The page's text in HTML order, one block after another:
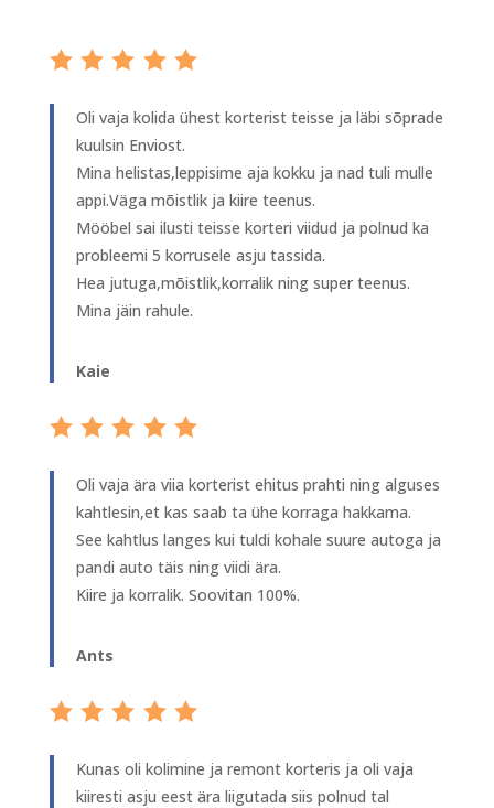
Oli vaja kolida ühest korterist teisse ja läbi sõprade
kuulsin Enviost.
Mina helistas,leppisime aja kokku ja nad tuli mulle
appi.Väga mõistlik ja kiire teenus.
Mööbel sai ilusti teisse korteri viidud ja polnud ka
probleemi 5 korrusele asju tassida.
Hea jutuga,mõistlik,korralik ning super teenus.
Mina jäin rahule.
Kaie
Oli vaja ära viia korterist ehitus prahti ning alguses
kahtlesin,et kas saab ta ühe korraga hakkama.
See kahtlus langes kui tuldi kohale suure autoga ja
pandi auto täis ning viidi ära.
Kiire ja korralik. Soovitan 100%.
Ants
Kunas oli kolimine ja remont korteris ja oli vaja
kiiresti asju eest ära liigutada siis polnud tal